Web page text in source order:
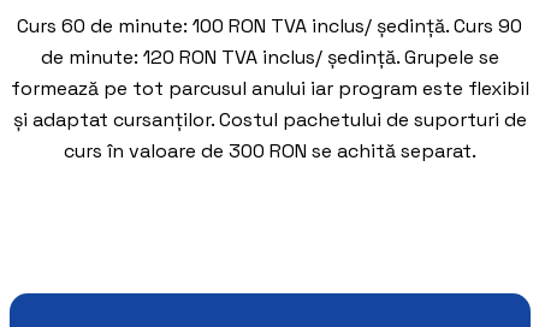
Curs 60 de minute: 100 RON TVA inclus/ ședință. Curs 90
de minute: 120 RON TVA inclus/ ședință. Grupele se
formează pe tot parcusul anului iar program este flexibil
și adaptat cursanților. Costul pachetului de suporturi de
curs în valoare de 300 RON se achită separat.